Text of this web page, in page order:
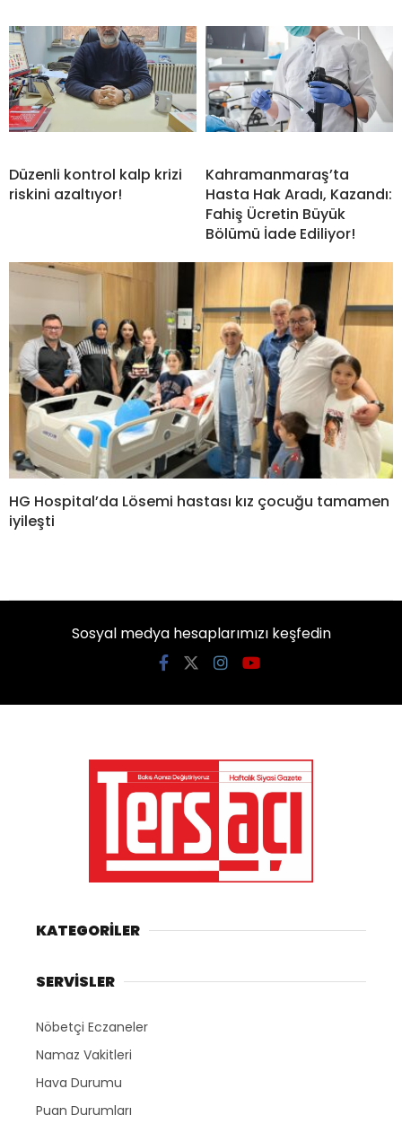
Düzenli kontrol kalp krizi
riskini azaltıyor!
Kahramanmaraş’ta
Hasta Hak Aradı, Kazandı:
Fahiş Ücretin Büyük
Bölümü İade Ediliyor!
HG Hospital’da Lösemi hastası kız çocuğu tamamen
iyileşti
Sosyal medya hesaplarımızı keşfedin
KATEGORİLER
SERVİSLER
Nöbetçi Eczaneler
Namaz Vakitleri
Hava Durumu
Puan Durumları